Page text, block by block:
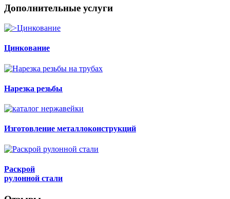
Дополнительные услуги
Цинкование
Нарезка резьбы
Изготовление металлоконструкций
Раскрой
рулонной стали